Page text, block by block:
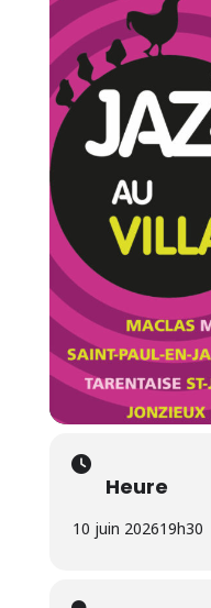
Heure
10 juin 202619h30